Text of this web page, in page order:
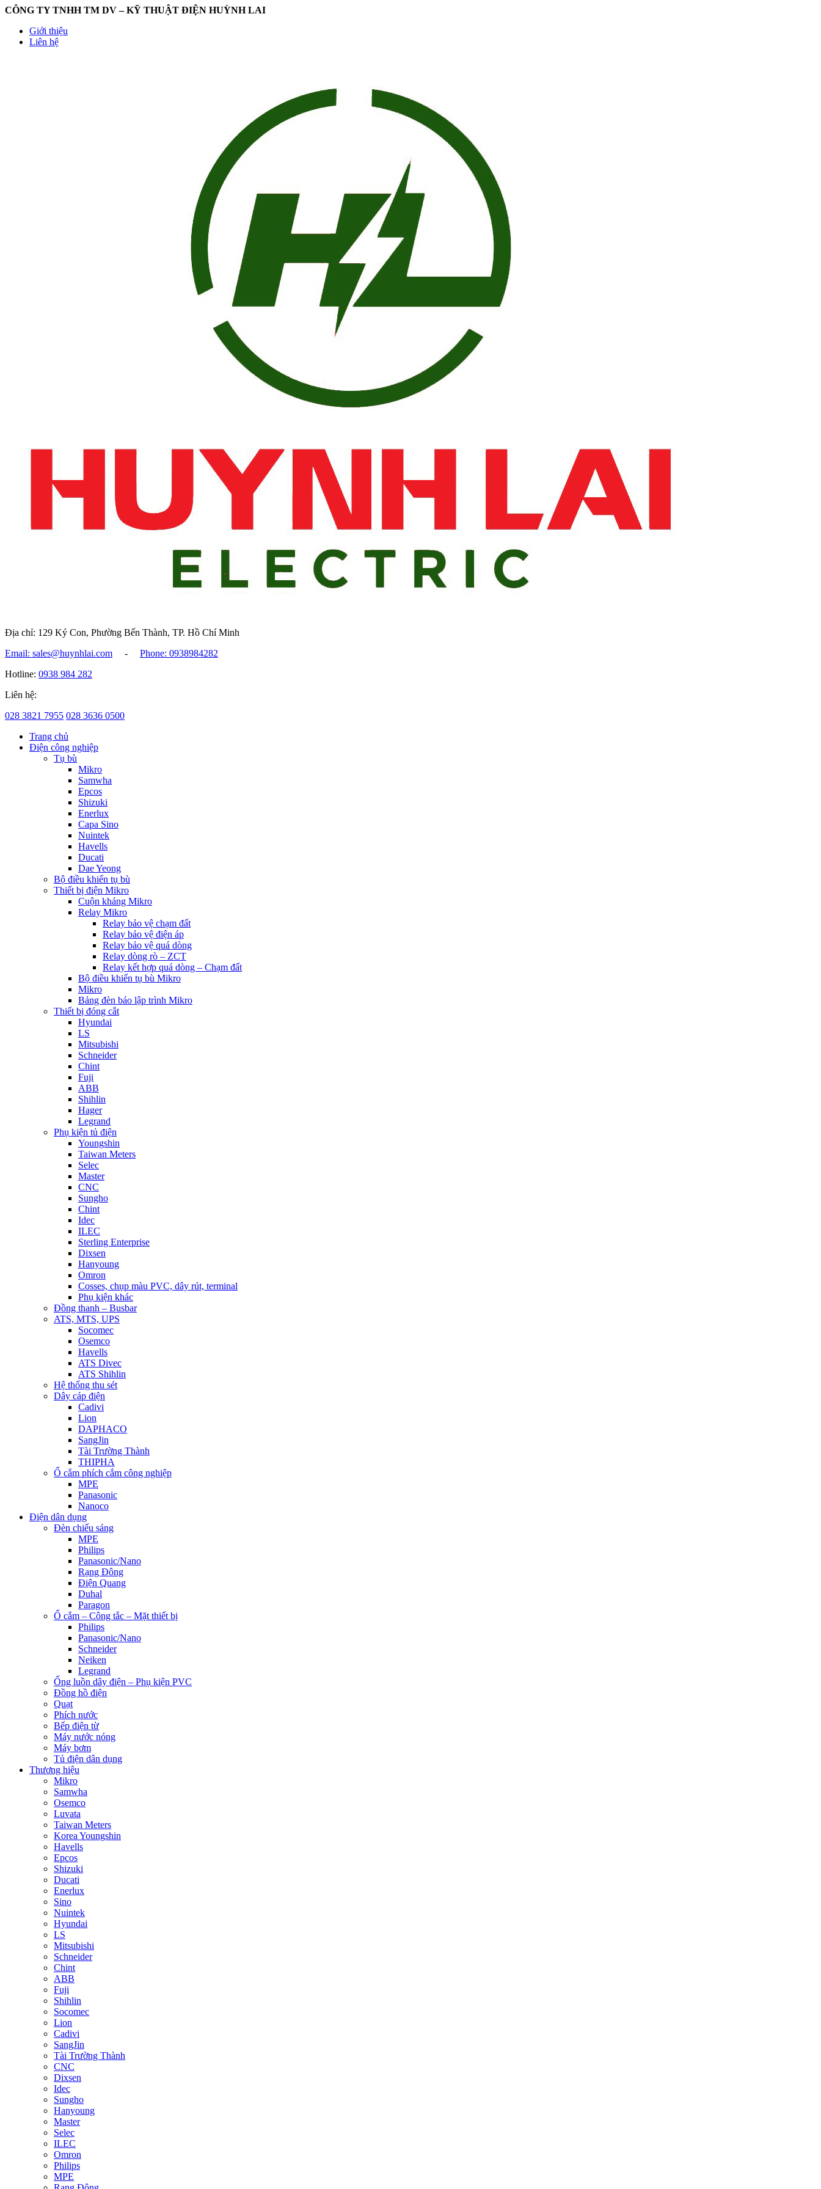
CÔNG TY TNHH TM DV – KỸ THUẬT ĐIỆN HUỲNH LAI
Giới thiệu
Liên hệ
Địa chỉ: 129 Ký Con, Phường Bến Thành, TP. Hồ Chí Minh
Email: sales@huynhlai.com
-
Phone: 0938984282
Hotline: 0938 984 282
Liên hệ:
028 3821 7955 028 3636 0500
Trang chủ
Điện công nghiệp
Tụ bù
Mikro
Samwha
Epcos
Shizuki
Enerlux
Capa Sino
Nuintek
Havells
Ducati
Dae Yeong
Bộ điều khiển tụ bù
Thiết bị điện Mikro
Cuộn kháng Mikro
Relay Mikro
Relay bảo vệ chạm đất
Relay bảo vệ điện áp
Relay bảo vệ quá dòng
Relay dòng rò – ZCT
Relay kết hợp quá dòng – Chạm đất
Bộ điều khiển tụ bù Mikro
Mikro
Bảng đèn báo lập trình Mikro
Thiết bị đóng cắt
Hyundai
LS
Mitsubishi
Schneider
Chint
Fuji
ABB
Shihlin
Hager
Legrand
Phụ kiện tủ điện
Youngshin
Taiwan Meters
Selec
Master
CNC
Sungho
Chint
Idec
ILEC
Sterling Enterprise
Dixsen
Hanyoung
Omron
Cosses, chụp màu PVC, dây rút, terminal
Phụ kiện khác
Đồng thanh – Busbar
ATS, MTS, UPS
Socomec
Osemco
Havells
ATS Divec
ATS Shihlin
Hệ thống thu sét
Dây cáp điện
Cadivi
Lion
DAPHACO
SangJin
Tài Trường Thành
THIPHA
Ổ cắm phích cắm công nghiệp
MPE
Panasonic
Nanoco
Điện dân dụng
Đèn chiếu sáng
MPE
Philips
Panasonic/Nano
Rạng Đông
Điện Quang
Duhal
Paragon
Ổ cắm – Công tắc – Mặt thiết bị
Philips
Panasonic/Nano
Schneider
Neiken
Legrand
Ống luồn dây điện – Phụ kiện PVC
Đồng hồ điện
Quạt
Phích nước
Bếp điện từ
Máy nước nóng
Máy bơm
Tủ điện dân dụng
Thương hiệu
Mikro
Samwha
Osemco
Luvata
Taiwan Meters
Korea Youngshin
Havells
Epcos
Shizuki
Ducati
Enerlux
Sino
Nuintek
Hyundai
LS
Mitsubishi
Schneider
Chint
ABB
Fuji
Shihlin
Socomec
Lion
Cadivi
SangJin
Tài Trường Thành
CNC
Dixsen
Idec
Sungho
Hanyoung
Master
Selec
ILEC
Omron
Philips
MPE